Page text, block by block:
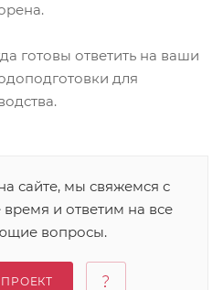
готовы ответить на ваши
для
сайте, мы свяжемся с
и ответим на все
вопросы.